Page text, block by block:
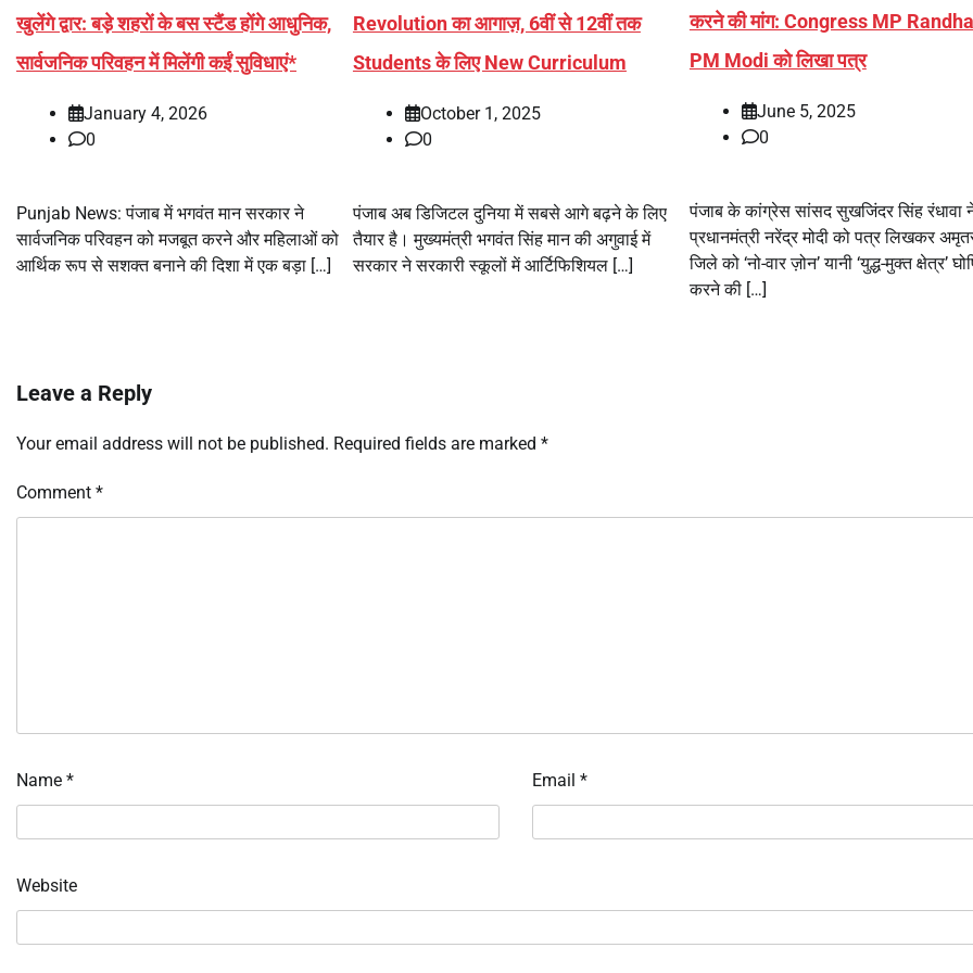
खुलेंगे द्वार: बड़े शहरों के बस स्टैंड होंगे आधुनिक,
सार्वजनिक परिवहन में मिलेंगी कईं सुविधाएं*
January 4, 2026
0
Punjab News: पंजाब में भगवंत मान सरकार ने
सार्वजनिक परिवहन को मजबूत करने और महिलाओं को
आर्थिक रूप से सशक्त बनाने की दिशा में एक बड़ा […]
Revolution का आगाज़, 6वीं से 12वीं तक
Students के लिए New Curriculum
October 1, 2025
0
पंजाब अब डिजिटल दुनिया में सबसे आगे बढ़ने के लिए
तैयार है। मुख्यमंत्री भगवंत सिंह मान की अगुवाई में
सरकार ने सरकारी स्कूलों में आर्टिफिशियल […]
करने की मांग: Congress MP
PM Modi को लिखा पत्र
June 5, 2025
0
पंजाब के कांग्रेस सांसद सुखजिंदर सिंह रंधावा
प्रधानमंत्री नरेंद्र मोदी को पत्र लिखकर
जिले को ‘नो-वार ज़ोन’ यानी ‘युद्ध-मुक्त क्षेत्र’
करने की […]
Leave a Reply
Your email address will not be published. Required fields are marked *
Comment *
Name * Email *
Website